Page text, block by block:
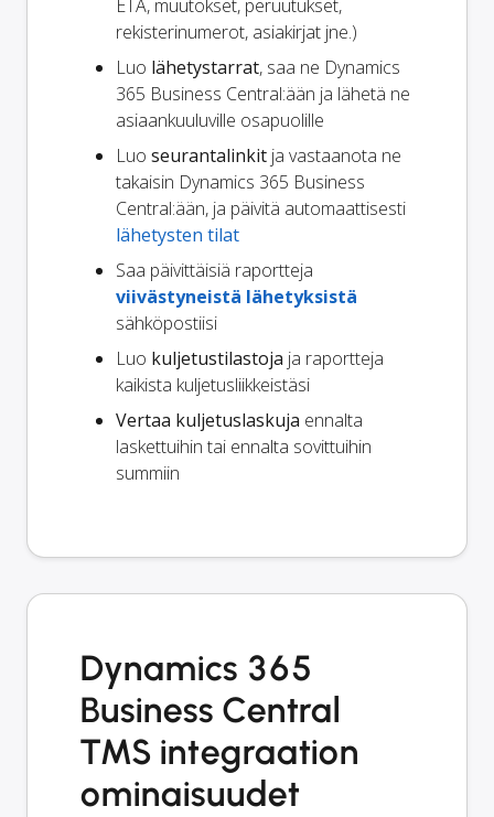
ETA, muutokset, peruutukset,
rekisterinumerot, asiakirjat jne.)
Luo lähetystarrat, saa ne Dynamics
365 Business Central:ään ja lähetä ne
asiaankuuluville osapuolille
Luo seurantalinkit ja vastaanota ne
takaisin Dynamics 365 Business
Central:ään, ja päivitä automaattisesti
lähetysten tilat
Saa päivittäisiä raportteja
viivästyneistä lähetyksistä
sähköpostiisi
Luo kuljetustilastoja ja raportteja
kaikista kuljetusliikkeistäsi
Vertaa kuljetuslaskuja ennalta
laskettuihin tai ennalta sovittuihin
summiin
Dynamics 365
Business Central
TMS integraation
ominaisuudet